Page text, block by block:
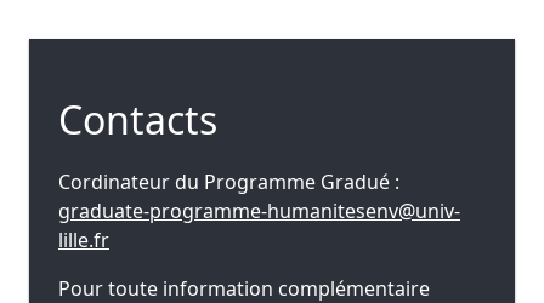
Contacts
Cordinateur du Programme Gradué :
graduate-programme-humanitesenv@univ-
lille.fr
Pour toute information complémentaire